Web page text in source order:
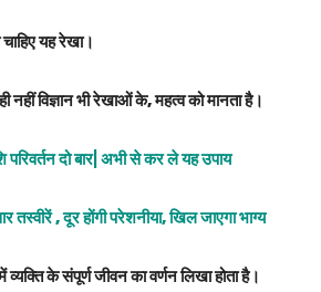
यह रेखा।
नहीं विज्ञान भी रेखाओं के, महत्व को मानता है।
दो बार| अभी से कर ले यह उपाय
तस्वीरें , दूर होंगी परेशनीया, खिल जाएगा भाग्य
व्यक्ति के संपूर्ण जीवन का वर्णन लिखा होता है।